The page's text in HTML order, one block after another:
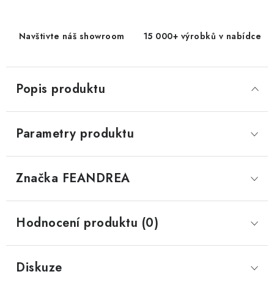
Navštivte náš showroom 15 000+ výrobků v nabídce
Popis produktu
Parametry produktu
Značka FEANDREA
Hodnocení produktu (0)
Diskuze